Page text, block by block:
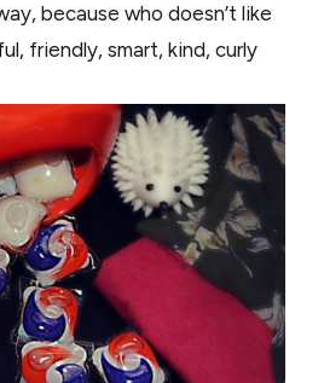
because who doesn’t like
friendly, smart, kind, curly